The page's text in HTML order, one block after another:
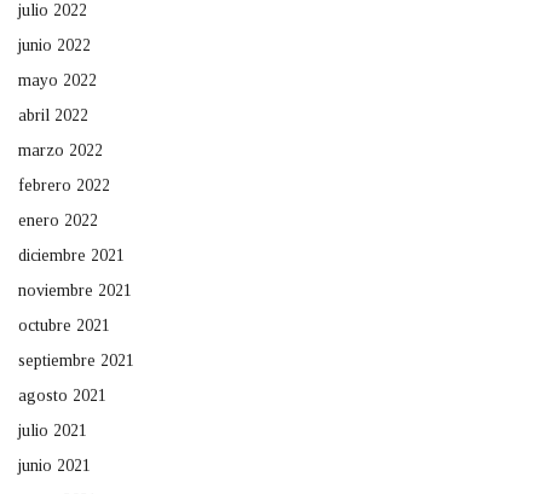
julio 2022
junio 2022
mayo 2022
abril 2022
marzo 2022
febrero 2022
enero 2022
diciembre 2021
noviembre 2021
octubre 2021
septiembre 2021
agosto 2021
julio 2021
junio 2021